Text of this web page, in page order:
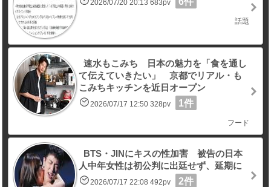
2026/07/20 20:13 683pv
話題
速水もこみち 日本の魅力を「食を通し
て伝えていきたい」 京都でリアル・も
こみちキッチンを近日オープン
2026/07/17 12:50 328pv 1件
フード
BTS・JINにキスの性加害 被告の日本
人中年女性は初公判に出廷せず、延期に
2026/07/17 22:08 492pv 2件